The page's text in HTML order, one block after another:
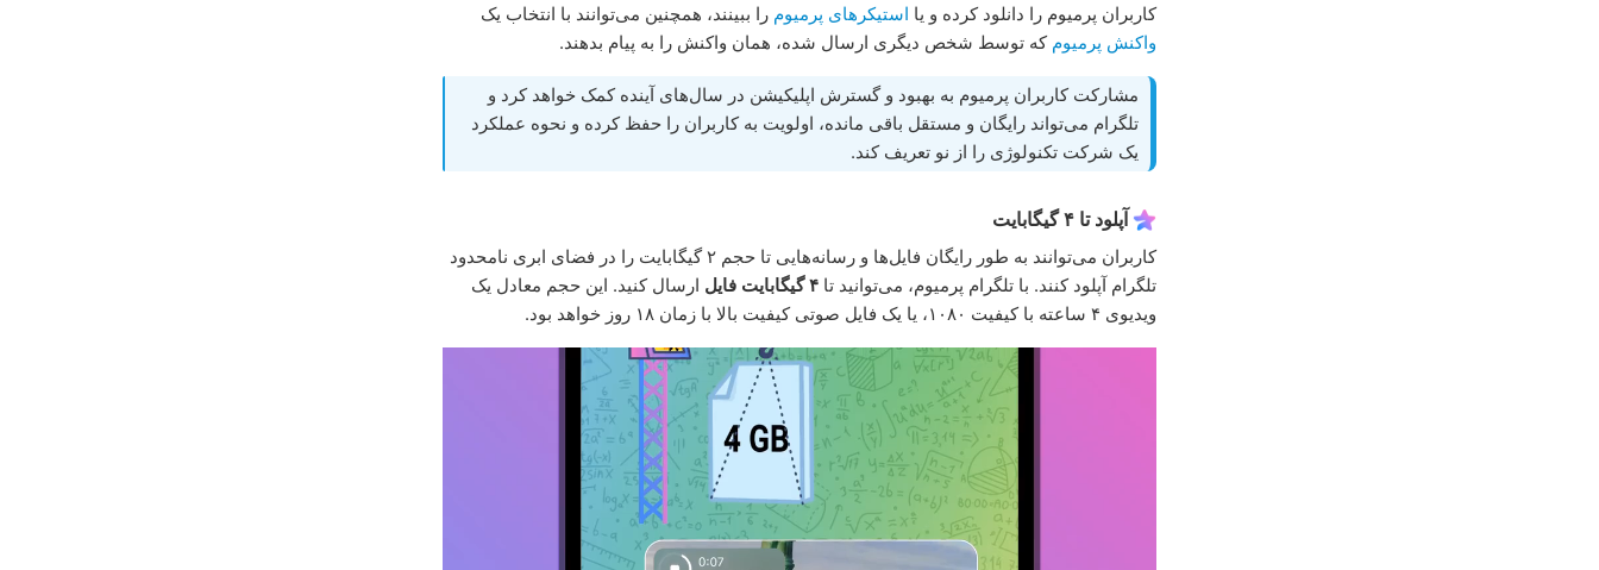
کاربران پرمیوم را دانلود کرده و یا استیکرهای پرمیوم را ببینند، همچنین می‌توانند با انتخاب یک
واکنش پرمیوم که توسط شخص دیگری ارسال شده، همان واکنش را به پیام بدهند.
مشارکت کاربران پرمیوم به بهبود و گسترش اپلیکیشن در سال‌های آینده کمک خواهد کرد و
تلگرام می‌تواند رایگان و مستقل باقی مانده، اولویت به کاربران را حفظ کرده و نحوه عملکرد
یک شرکت تکنولوژی را از نو تعریف کند.
آپلود تا ۴ گیگابایت
کاربران می‌توانند به طور رایگان فایل‌ها و رسانه‌هایی تا حجم ۲ گیگابایت را در فضای ابری نامحدود
تلگرام آپلود کنند. با تلگرام پرمیوم، می‌توانید تا ۴ گیگابایت فایل
ارسال کنید. این حجم معادل یک
ویدیوی ۴ ساعته با کیفیت ۱۰۸۰، یا یک فایل صوتی کیفیت بالا با زمان ۱۸ روز خواهد بود.